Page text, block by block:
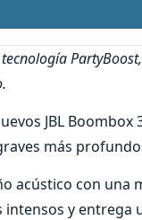
JBL
más
acústico con una
y entrega